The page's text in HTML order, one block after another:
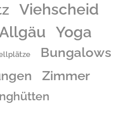
Viehscheid
Yoga
Bungalows
Zimmer